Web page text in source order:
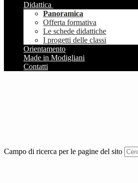
Didattica
Panoramica
Offerta formativa
Le schede didattiche
I progetti delle classi
Orientamento
Made in Modigliani
Contatti
Campo di ricerca per le pagine del sito